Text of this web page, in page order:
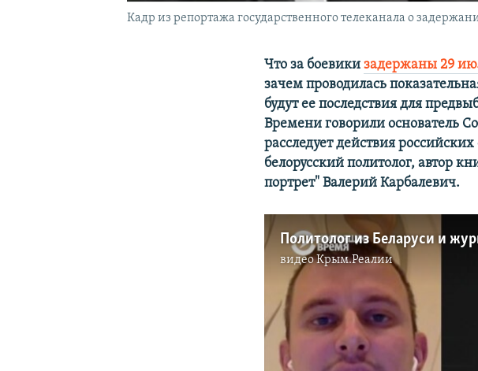
Кадр из репортажа государственного телеканала о
Что за боевикизадержаны 29
зачем проводилась
будут ее последствия для
Времени говорили основатель
расследует действия
белорусский политолог, автор
портрет" Валерий Карбалевич.
видеоКрым.Реалии
No